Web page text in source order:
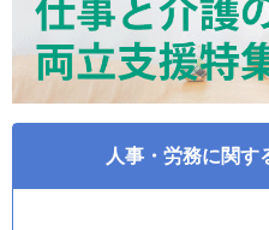
人事・労務に関す